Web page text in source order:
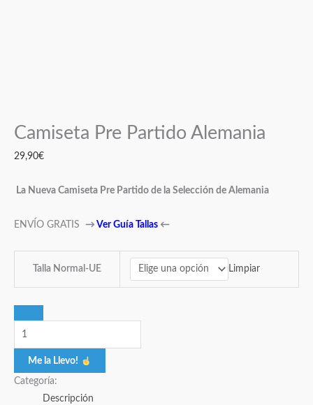
Camiseta Pre Partido Alemania
29,90€
La Nueva Camiseta Pre Partido de la Selección de Alemania
ENVÍO GRATIS → Ver Guía Tallas ←
Talla Normal-UE Limpiar
Me la Llevo!
Categoría:
Descripción